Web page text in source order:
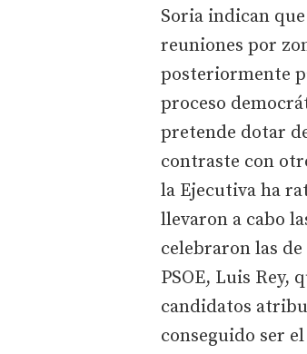
Soria indican
reuniones por
posteriormente
proceso
pretende dotar
contraste con
la Ejecutiva ha
llevaron a cabo
celebraron las
PSOE, Luis Rey,
candidatos
conseguido ser